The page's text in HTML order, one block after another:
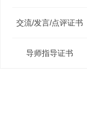
交流/发言/点评证书
导师指导证书